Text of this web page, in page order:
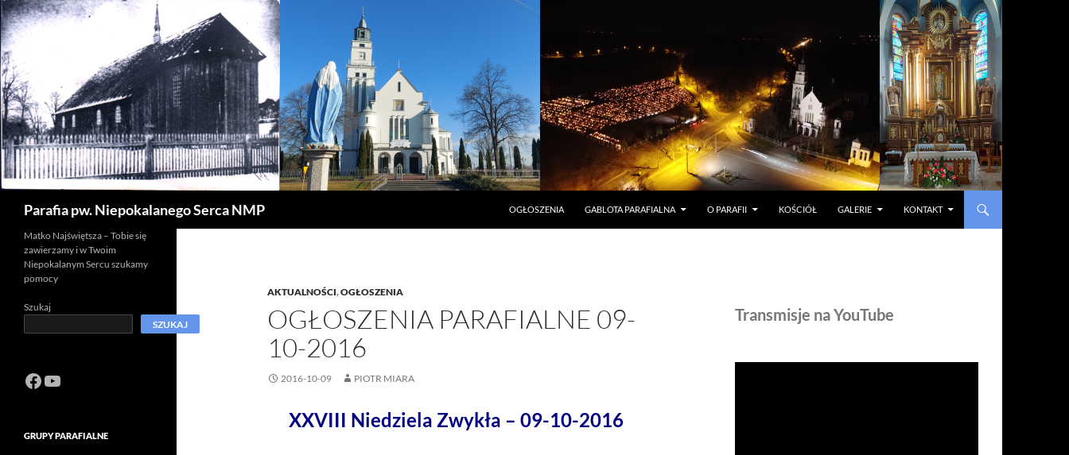
Parafia pw. Niepokalanego Serca NMP
OGŁOSZENIA
GABLOTA PARAFIALNA O PARAFII KOŚCIÓŁ GALERIE KONTAKT
AKTUALNOŚCI,OGŁOSZENIA
OGŁOSZENIA PARAFIALNE 09-
10-2016
2016-10-09 PIOTR MIARA
XXVIII Niedziela Zwykła – 09-10-2016
Transmisje na YouTube
Matko Najświętsza – Tobie się
zawierzamy i w Twoim
Niepokalanym Sercu szukamy
pomocy
Szukaj
SZUKAJ
Facebook
https://www.youtube.com/channel/UCeN8ciSo_a79igwmwNXx2qw
GRUPY PARAFIALNE